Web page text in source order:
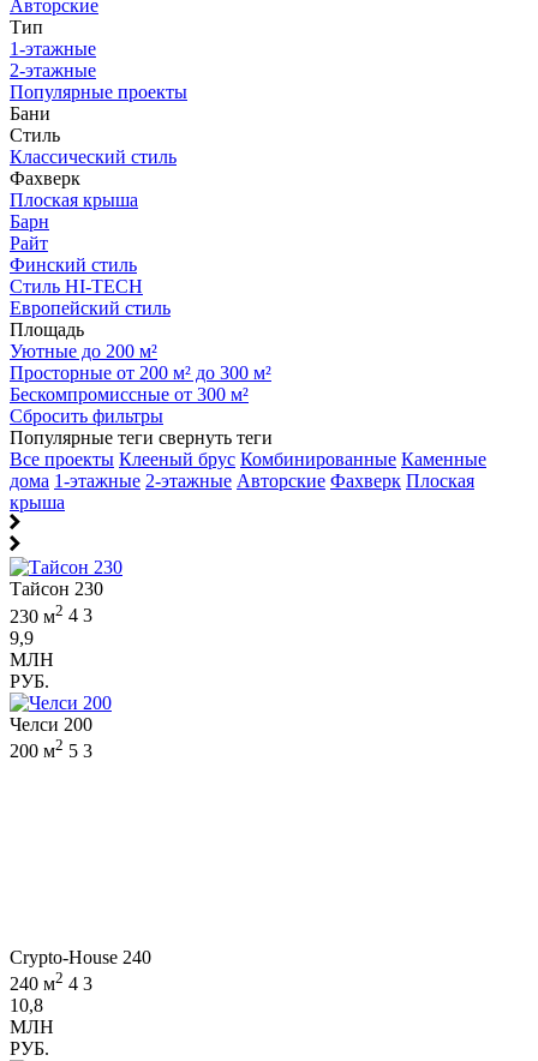
Авторские
Тип
1-этажные
2-этажные
Популярные проекты
Бани
Стиль
Классический стиль
Фахверк
Плоская крыша
Барн
Райт
Финский стиль
Стиль HI-TECH
Европейский стиль
Площадь
Уютные до 200 м²
Просторные от 200 м² до 300 м²
Бескомпромиссные от 300 м²
Сбросить фильтры
Популярные теги свернуть теги
Все проекты Клееный брус Комбинированные Каменные
дома 1-этажные 2-этажные Авторские Фахверк Плоская
крыша
Тайсон 230
230 м2 4 3
9,9
МЛН
РУБ.
Челси 200
200 м2 5 3
Crypto-House 240
240 м2 4 3
10,8
МЛН
РУБ.